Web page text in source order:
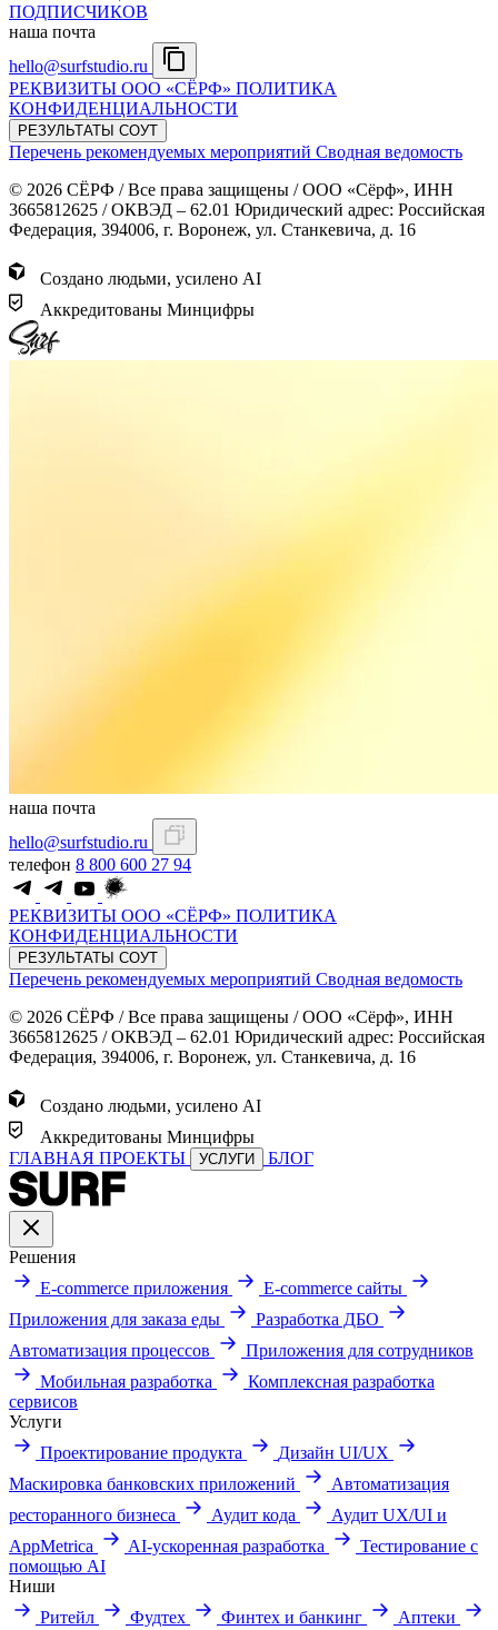
ПОДПИСЧИКОВ
наша почта
hello@surfstudio.ru
РЕКВИЗИТЫ ООО «СЁРФ» ПОЛИТИКА
КОНФИДЕНЦИАЛЬНОСТИ
РЕЗУЛЬТАТЫ СОУТ
Перечень рекомендуемых мероприятий Сводная ведомость
© 2026 СЁРФ / Все права защищены / ООО «Сёрф», ИНН
3665812625 / ОКВЭД – 62.01 Юридический адрес: Российская
Федерация, 394006, г. Воронеж, ул. Станкевича, д. 16
Создано людьми, усилено AI
Аккредитованы Минцифры
наша почта
hello@surfstudio.ru
телефон 8 800 600 27 94
РЕКВИЗИТЫ ООО «СЁРФ» ПОЛИТИКА
КОНФИДЕНЦИАЛЬНОСТИ
РЕЗУЛЬТАТЫ СОУТ
Перечень рекомендуемых мероприятий Сводная ведомость
© 2026 СЁРФ / Все права защищены / ООО «Сёрф», ИНН
3665812625 / ОКВЭД – 62.01 Юридический адрес: Российская
Федерация, 394006, г. Воронеж, ул. Станкевича, д. 16
Создано людьми, усилено AI
Аккредитованы Минцифры
ГЛАВНАЯ ПРОЕКТЫ УСЛУГИ БЛОГ
Решения
E-commerce приложения
E-commerce сайты
Приложения для заказа еды
Разработка ДБО
Автоматизация процессов
Приложения для сотрудников
Мобильная разработка
Комплексная разработка
сервисов
Услуги
Проектирование продукта
Дизайн UI/UX
Маскировка банковских приложений
Автоматизация
ресторанного бизнеса
Аудит кода
Аудит UX/UI и
AppMetrica
AI-ускоренная разработка
Тестирование с
помощью AI
Ниши
Ритейл
Фудтех Финтех и банкинг
Аптеки